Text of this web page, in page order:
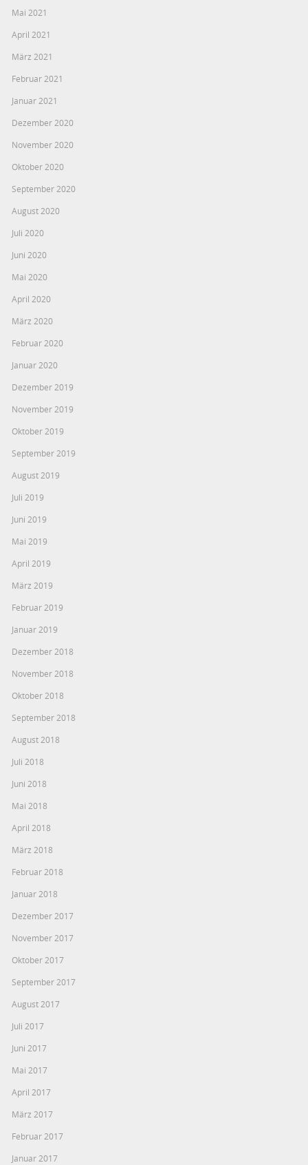
Mai 2021
April 2021
März 2021
Februar 2021
Januar 2021
Dezember 2020
November 2020
Oktober 2020
September 2020
August 2020
Juli 2020
Juni 2020
Mai 2020
April 2020
März 2020
Februar 2020
Januar 2020
Dezember 2019
November 2019
Oktober 2019
September 2019
August 2019
Juli 2019
Juni 2019
Mai 2019
April 2019
März 2019
Februar 2019
Januar 2019
Dezember 2018
November 2018
Oktober 2018
September 2018
August 2018
Juli 2018
Juni 2018
Mai 2018
April 2018
März 2018
Februar 2018
Januar 2018
Dezember 2017
November 2017
Oktober 2017
September 2017
August 2017
Juli 2017
Juni 2017
Mai 2017
April 2017
März 2017
Februar 2017
Januar 2017